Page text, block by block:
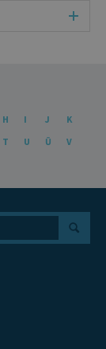
H I J
K
T U Ū
V